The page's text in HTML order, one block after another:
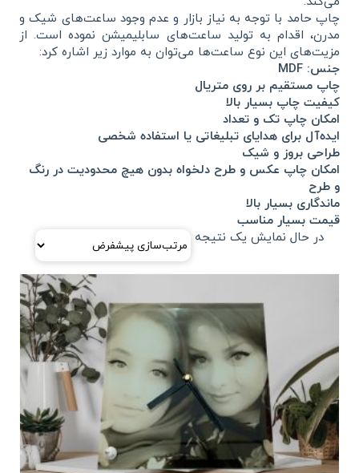
چاپ حامد با توجه به نیاز بازار و عدم وجود ساعت‌های شیک و
مدرن، اقدام به تولید ساعت‌های سابلیمیشن نموده است. از
مزیت‌های این نوع ساعت‌ها می‌توان به موارد زیر اشاره کرد:
جنس: MDF
چاپ مستقیم بر روی متریال
کیفیت چاپ بسیار بالا
امکان چاپ تک و تعداد
ایده‌آل برای هدایای تبلیغاتی یا استفاده شخصی
طراحی بروز و شیک
امکان چاپ عکس و طرح دلخواه بدون هیچ محدودیت در رنگ
و طرح
ماندگاری بسیار بالا
قیمت بسیار مناسب
در حال نمایش یک نتیجه